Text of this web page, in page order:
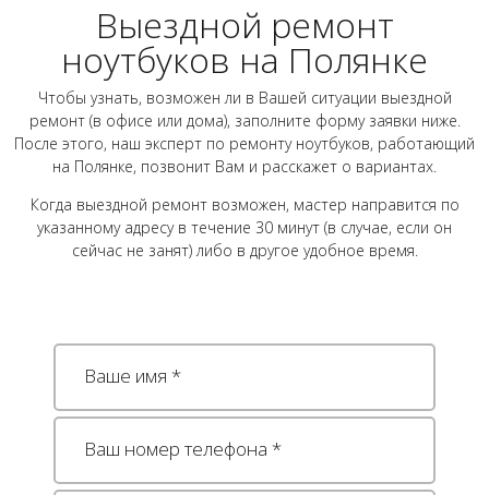
Выездной ремонт
ноутбуков на Полянке
Чтобы узнать, возможен ли в Вашей ситуации выездной
ремонт (в офисе или дома), заполните форму заявки ниже.
После этого, наш эксперт по ремонту ноутбуков, работающий
на Полянке, позвонит Вам и расскажет о вариантах.
Когда выездной ремонт возможен, мастер направится по
указанному адресу в течение 30 минут (в случае, если он
сейчас не занят) либо в другое удобное время.